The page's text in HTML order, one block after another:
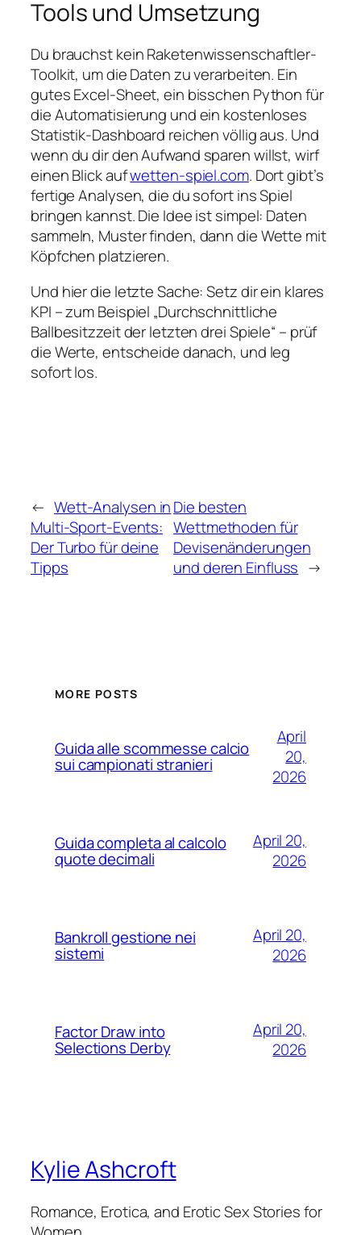
Tools und Umsetzung
Du brauchst kein Raketenwissenschaftler-
Toolkit, um die Daten zu verarbeiten. Ein
gutes Excel‑Sheet, ein bisschen Python für
die Automatisierung und ein kostenloses
Statistik‑Dashboard reichen völlig aus. Und
wenn du dir den Aufwand sparen willst, wirf
einen Blick aufwetten-spiel.com. Dort gibt’s
fertige Analysen, die du sofort ins Spiel
bringen kannst. Die Idee ist simpel: Daten
sammeln, Muster finden, dann die Wette mit
Köpfchen platzieren.
Und hier die letzte Sache: Setz dir ein klares
KPI – zum Beispiel „Durchschnittliche
Ballbesitzzeit der letzten drei Spiele“ – prüf
die Werte, entscheide danach, und leg
sofort los.
← Wett-Analysen in
Multi-Sport-Events:
Der Turbo für deine
Tipps
Die besten
Wettmethoden für
Devisenänderungen
und deren Einfluss →
MORE POSTS
Guida alle scommesse calcio
sui campionati stranieri
April
20,
2026
Guida completa al calcolo
quote decimali
April 20,
2026
Bankroll gestione nei
sistemi
April 20,
2026
Factor Draw into
Selections Derby
April 20,
2026
Kylie Ashcroft
Romance, Erotica, and Erotic Sex Stories for